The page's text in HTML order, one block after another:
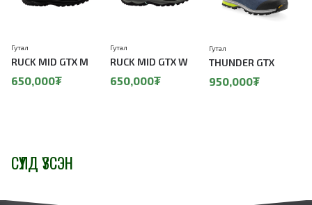
RUCK MID GTX M
Гутал
650,000₮
RUCK MID GTX W
Гутал
650,000₮
THUNDER GTX
Гутал
950,000₮
СҮҮЛД ҮЗСЭН